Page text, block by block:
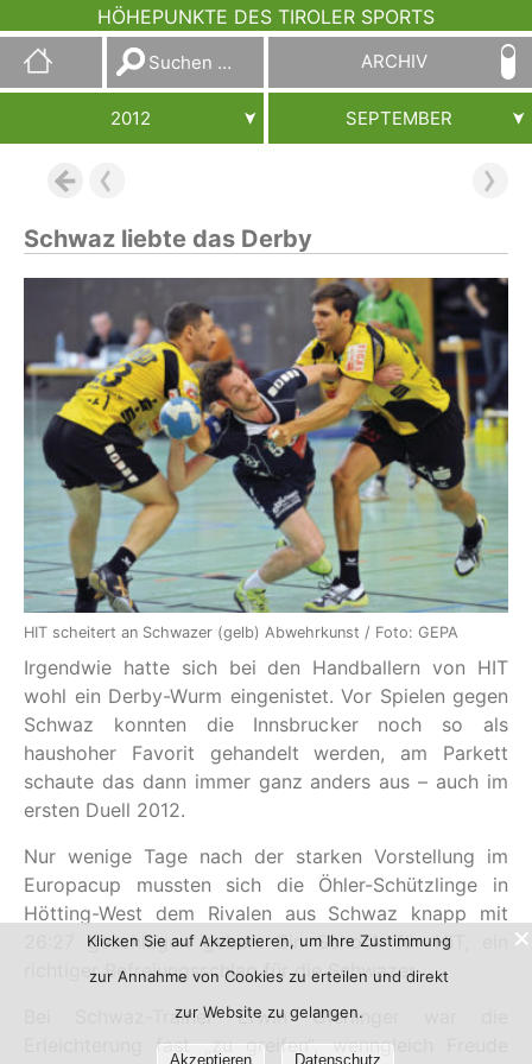
HÖHEPUNKTE DES TIROLER SPORTS
Suchen
nach:
ARCHIV
2012 SEPTEMBER
Schwaz liebte das Derby
HIT scheitert an Schwazer (gelb) Abwehrkunst / Foto: GEPA
Irgendwie hatte sich bei den Handballern von HIT
wohl ein Derby-Wurm eingenistet. Vor Spielen gegen
Schwaz konnten die Innsbrucker noch so als
haushoher Favorit gehandelt werden, am Parkett
schaute das dann immer ganz anders aus – auch im
ersten Duell 2012.
Nur wenige Tage nach der starken Vorstellung im
Europacup mussten sich die Öhler-Schützlinge in
Hötting-West dem Rivalen aus Schwaz knapp mit
26:27 geschlagen geben. Ein Schock für HIT, ein
richtiger Befreiungsschlag für die Schwazer.
Bei Schwaz-Trainer Erwin Gierlinger war die
Erleichterung fast „zu greifen“, wenngleich Freude
Klicken Sie auf Akzeptieren, um Ihre Zustimmung
zur Annahme von Cookies zu erteilen und direkt
zur Website zu gelangen.
Akzeptieren Datenschutz